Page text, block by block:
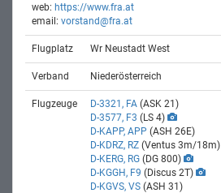
web: https://www.fra.at
email: vorstand@fra.at
Flugplatz Wr Neustadt West
Verband Niederösterreich
Flugzeuge D-3321, FA (ASK 21)
D-3577, F3 (LS 4)
D-KAPP, APP (ASH 26E)
D-KDRZ, RZ (Ventus 3m/18m)
D-KERG, RG (DG 800)
D-KGGH, F9 (Discus 2T)
D-KGVS, VS (ASH 31)